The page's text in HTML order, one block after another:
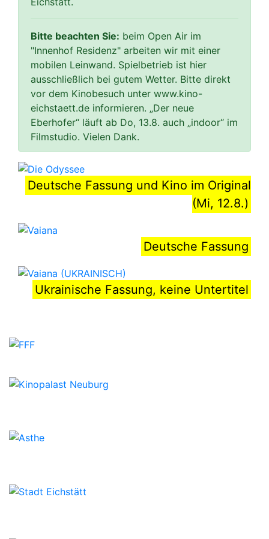
Bitte beachten Sie: beim Open Air im
"Innenhof Residenz" arbeiten wir mit einer
mobilen Leinwand. Spielbetrieb ist hier
ausschließlich bei gutem Wetter. Bitte direkt
vor dem Kinobesuch unter www.kino-
eichstaett.de informieren. „Der neue
Eberhofer“ läuft ab Do, 13.8. auch „indoor“ im
Filmstudio. Vielen Dank.
Deutsche Fassung und Kino im Original
(Mi, 12.8.)
Deutsche Fassung
Ukrainische Fassung, keine Untertitel